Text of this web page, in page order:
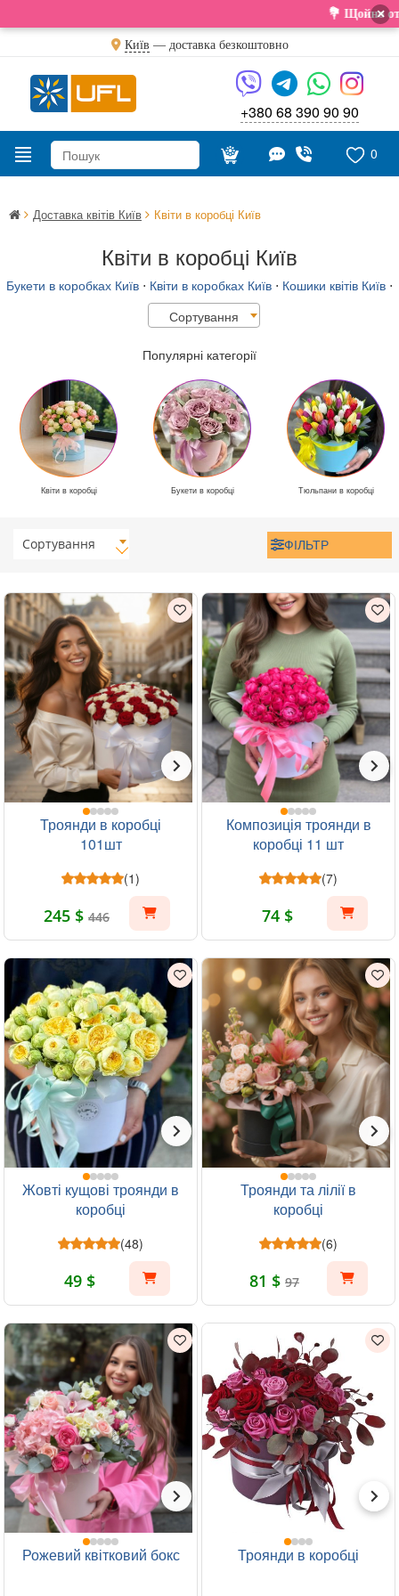
💐 Щойно ×
Київ — доставка безкоштовно
+380 68 390 90 90
0
Доставка квітів Київ Квіти в коробці Київ
Квіти в коробці Київ
Букети в коробках Київ ⋅ Квіти в коробках Київ ⋅ Кошики квітів Київ ⋅
Сортування
Популярні категорії
Квіти в коробці Букети в коробці Тюльпани в коробці
Сортування ФІЛЬТР
Троянди в коробці
101шт
(1)
245 $ 446
Композиція троянди в
коробці 11 шт
(7)
74 $
Жовті кущові троянди в
коробці
(48)
49 $
Троянди та лілії в
коробці
(6)
81 $ 97
Рожевий квітковий бокс Троянди в коробці